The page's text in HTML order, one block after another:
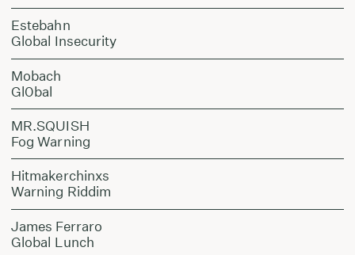
Estebahn
Global Insecurity
Mobach
Gl0bal
MR.SQUISH
Fog Warning
Hitmakerchinxs
Warning Riddim
James Ferraro
Global Lunch